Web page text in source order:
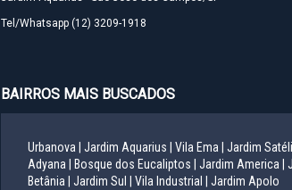
Tel/Whatsapp (12) 3209-1918
BAIRROS MAIS BUSCADOS
Urbanova | Jardim Aquarius | Vila Ema | Jardim
Adyana |
Bosque dos Eucaliptos | Jardim America |
Betânia |
Jardim Sul | Vila Industrial | Jardim Apolo